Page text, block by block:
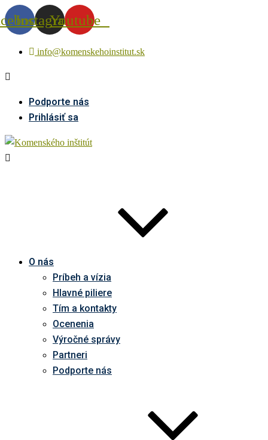
InstagramYoutube
info@komenskehoinstitut.sk
Podporte nás
Prihlásiť sa
O nás
Príbeh a vízia
Hlavné piliere
Tím a kontakty
Ocenenia
Výročné správy
Partneri
Podporte nás